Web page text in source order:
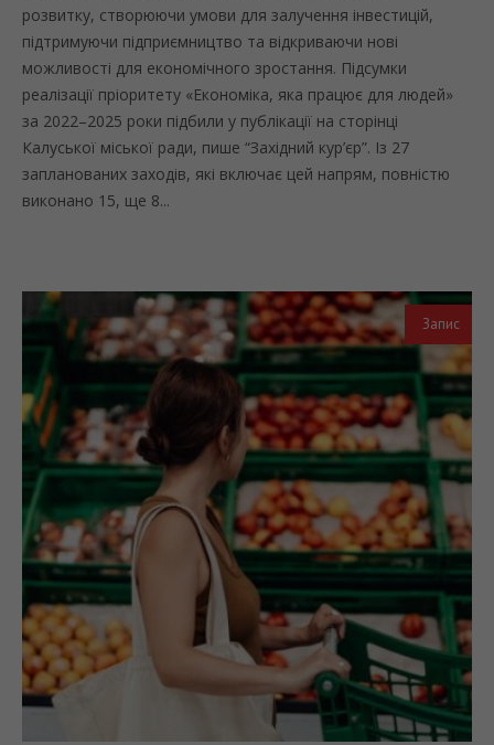
розвитку, створюючи умови для залучення інвестицій,
підтримуючи підприємництво та відкриваючи нові
можливості для економічного зростання. Підсумки
реалізації пріоритету «Економіка, яка працює для людей»
за 2022–2025 роки підбили у публікації на сторінці
Калуської міської ради, пише “Західний кур’єр”. Із 27
запланованих заходів, які включає цей напрям, повністю
виконано 15, ще 8...
Запис